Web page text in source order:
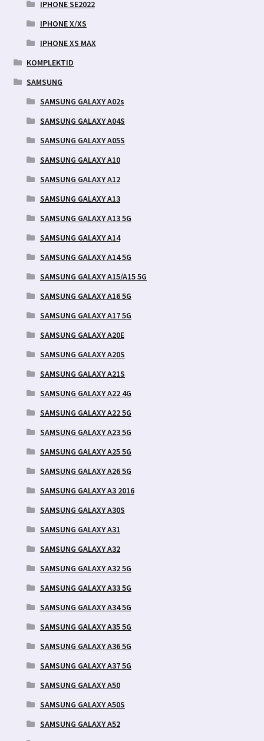
IPHONE SE2022
IPHONE X/XS
IPHONE XS MAX
KOMPLEKTID
SAMSUNG
SAMSUNG GALAXY A02s
SAMSUNG GALAXY A04S
SAMSUNG GALAXY A05S
SAMSUNG GALAXY A10
SAMSUNG GALAXY A12
SAMSUNG GALAXY A13
SAMSUNG GALAXY A13 5G
SAMSUNG GALAXY A14
SAMSUNG GALAXY A14 5G
SAMSUNG GALAXY A15/A15 5G
SAMSUNG GALAXY A16 5G
SAMSUNG GALAXY A17 5G
SAMSUNG GALAXY A20E
SAMSUNG GALAXY A20S
SAMSUNG GALAXY A21S
SAMSUNG GALAXY A22 4G
SAMSUNG GALAXY A22 5G
SAMSUNG GALAXY A23 5G
SAMSUNG GALAXY A25 5G
SAMSUNG GALAXY A26 5G
SAMSUNG GALAXY A3 2016
SAMSUNG GALAXY A30S
SAMSUNG GALAXY A31
SAMSUNG GALAXY A32
SAMSUNG GALAXY A32 5G
SAMSUNG GALAXY A33 5G
SAMSUNG GALAXY A34 5G
SAMSUNG GALAXY A35 5G
SAMSUNG GALAXY A36 5G
SAMSUNG GALAXY A37 5G
SAMSUNG GALAXY A50
SAMSUNG GALAXY A50S
SAMSUNG GALAXY A52